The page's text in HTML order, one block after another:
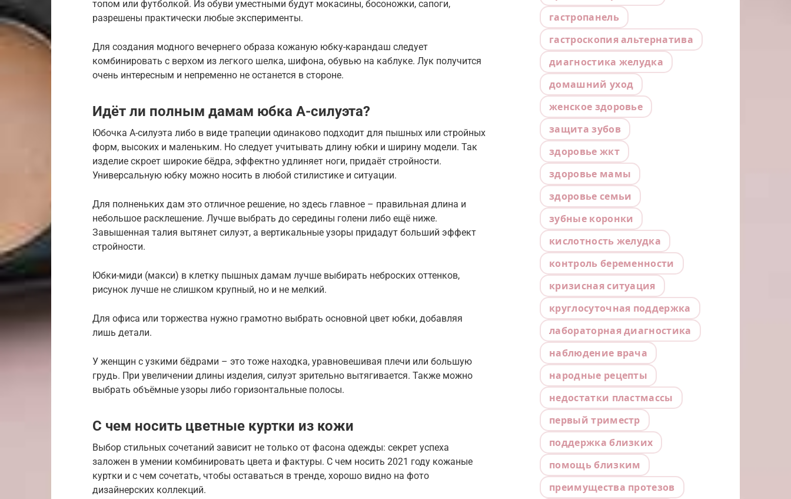
топом или футболкой. Из обуви уместными будут мокасины, босоножки, сапоги,
разрешены практически любые эксперименты.
Для создания модного вечернего образа кожаную юбку-карандаш следует
комбинировать с верхом из легкого шелка, шифона, обувью на каблуке. Лук получится
очень интересным и непременно не останется в стороне.
Идёт ли полным дамам юбка А-силуэта?
Юбочка А-силуэта либо в виде трапеции одинаково подходит для пышных или стройных
форм, высоких и маленьким. Но следует учитывать длину юбки и ширину модели. Так
изделие скроет широкие бёдра, эффектно удлиняет ноги, придаёт стройности.
Универсальную юбку можно носить в любой стилистике и ситуации.
Для полненьких дам это отличное решение, но здесь главное – правильная длина и
небольшое расклешение. Лучше выбрать до середины голени либо ещё ниже.
Завышенная талия вытянет силуэт, а вертикальные узоры придадут больший эффект
стройности.
Юбки-миди (макси) в клетку пышных дамам лучше выбирать неброских оттенков,
рисунок лучше не слишком крупный, но и не мелкий.
Для офиса или торжества нужно грамотно выбрать основной цвет юбки, добавляя
лишь детали.
У женщин с узкими бёдрами – это тоже находка, уравновешивая плечи или большую
грудь. При увеличении длины изделия, силуэт зрительно вытягивается. Также можно
выбрать объёмные узоры либо горизонтальные полосы.
С чем носить цветные куртки из кожи
Выбор стильных сочетаний зависит не только от фасона одежды: секрет успеха
заложен в умении комбинировать цвета и фактуры. С чем носить 2021 году кожаные
куртки и с чем сочетать, чтобы оставаться в тренде, хорошо видно на фото
дизайнерских коллекций.
гастропанель
гастроскопия альтернатива
диагностика желудка
домашний уход
женское здоровье
защита зубов
здоровье жкт
здоровье мамы
здоровье семьи
зубные коронки
кислотность желудка
контроль беременности
кризисная ситуация
круглосуточная поддержка
лабораторная диагностика
наблюдение врача
народные рецепты
недостатки пластмассы
первый триместр
поддержка близких
помощь близким
преимущества протезов